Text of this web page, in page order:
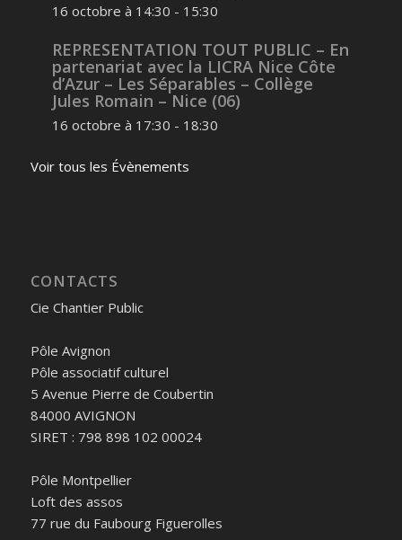
16 octobre à 14:30 - 15:30
REPRESENTATION TOUT PUBLIC – En
partenariat avec la LICRA Nice Côte
d’Azur – Les Séparables – Collège
Jules Romain – Nice (06)
16 octobre à 17:30 - 18:30
Voir tous les Évènements
CONTACTS
Cie Chantier Public
Pôle Avignon
Pôle associatif culturel
5 Avenue Pierre de Coubertin
84000 AVIGNON
SIRET : 798 898 102 00024
Pôle Montpellier
Loft des assos
77 rue du Faubourg Figuerolles